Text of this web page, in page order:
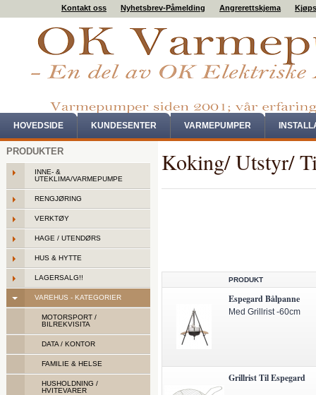
Kontakt oss Nyhetsbrev-Påmelding Angrerettskjema
HOVEDSIDE KUNDESENTER VARMEPUMPER
PRODUKTER
INNE- &
UTEKLIMA/VARMEPUMPE
RENGJØRING
VERKTØY
HAGE / UTENDØRS
HUS & HYTTE
LAGERSALG!!
VAREHUS - KATEGORIER
MOTORSPORT /
BILREKVISITA
DATA / KONTOR
FAMILIE & HELSE
HUSHOLDNING /
HVITEVARER
Koking/ Utstyr/
PRODUKT
Espegard Bålpanne
Med Grillrist -60cm
Grillrist Til Espegard